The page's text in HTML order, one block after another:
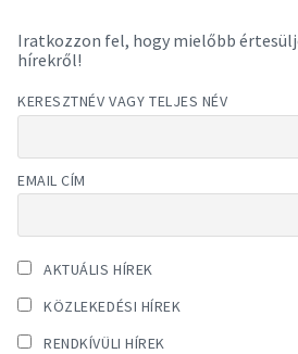
Iratkozzon fel, hogy mielőbb
hírekről!
KERESZTNÉV VAGY TELJES NÉV
EMAIL CÍM
AKTUÁLIS HÍREK
KÖZLEKEDÉSI HÍREK
RENDKÍVÜLI HÍREK